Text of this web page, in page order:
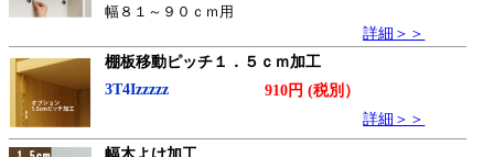
幅８１～９０ｃｍ用
詳細＞＞
棚板移動ピッチ１．５ｃｍ加工
3T4Izzzzz
910円 (税別）
詳細＞＞